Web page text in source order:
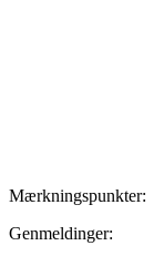
Mærkningspunkter:
Genmeldinger: